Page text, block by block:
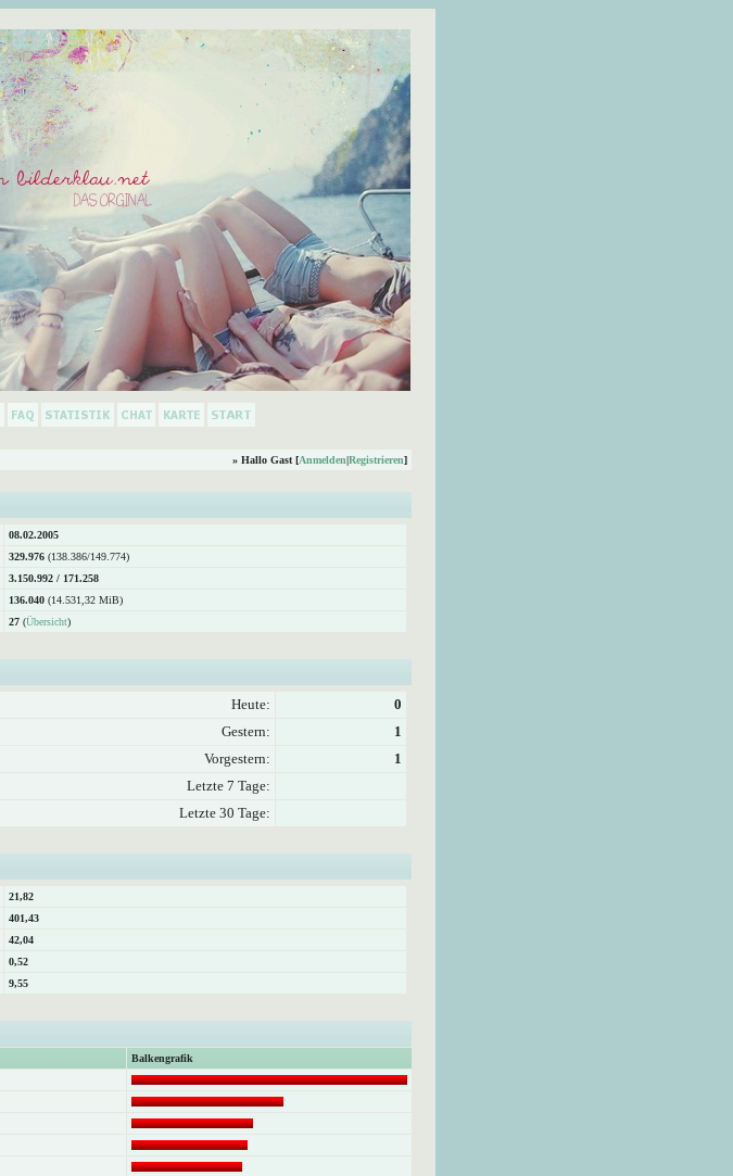
» Hallo Gast [Anmelden|Registrieren]
08.02.2005
329.976 (138.386/149.774)
3.150.992 / 171.258
136.040 (14.531,32 MiB)
27 (Übersicht)
Heute:
0
Gestern:
1
Vorgestern:
1
Letzte 7 Tage:
Letzte 30 Tage:
21,82
401,43
42,04
0,52
9,55
Balkengrafik